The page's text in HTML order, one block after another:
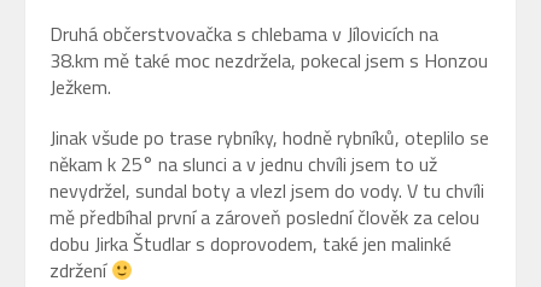
Druhá občerstvovačka s chlebama v Jílovicích na
38.km mě také moc nezdržela, pokecal jsem s Honzou
Ježkem.
Jinak všude po trase rybníky, hodně rybníků, oteplilo se
někam k 25° na slunci a v jednu chvíli jsem to už
nevydržel, sundal boty a vlezl jsem do vody. V tu chvíli
mě předbíhal první a zároveň poslední člověk za celou
dobu Jirka Študlar s doprovodem, také jen malinké
zdržení